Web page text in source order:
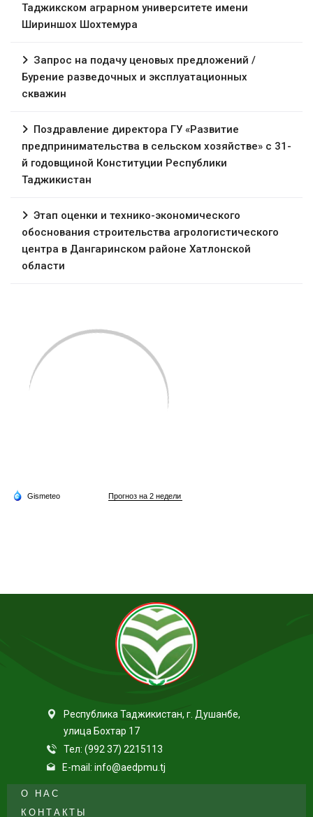
Таджикском аграрном университете имени
Шириншох Шохтемура
Запрос на подачу ценовых предложений /
Бурение разведочных и эксплуатационных
скважин
Поздравление директора ГУ «Развитие
предпринимательства в сельском хозяйстве» с 31-
й годовщиной Конституции Республики
Таджикистан
Этап оценки и технико-экономического
обоснования строительства агрологистического
центра в Дангаринском районе Хатлонской
области
Республика Таджикистан, г. Душанбе,
улица Бохтар 17
Тел: (992 37) 2215113
E-mail: info@aedpmu.tj
О НАС
КОНТАКТЫ